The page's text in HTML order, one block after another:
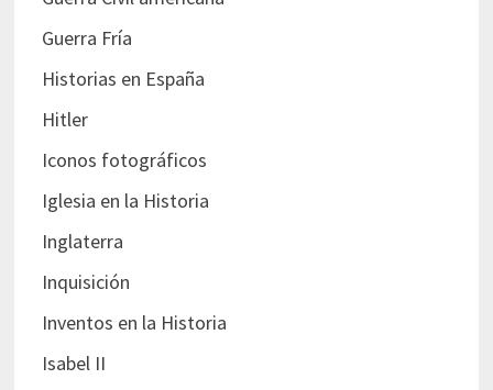
Guerra Fría
Historias en España
Hitler
Iconos fotográficos
Iglesia en la Historia
Inglaterra
Inquisición
Inventos en la Historia
Isabel II